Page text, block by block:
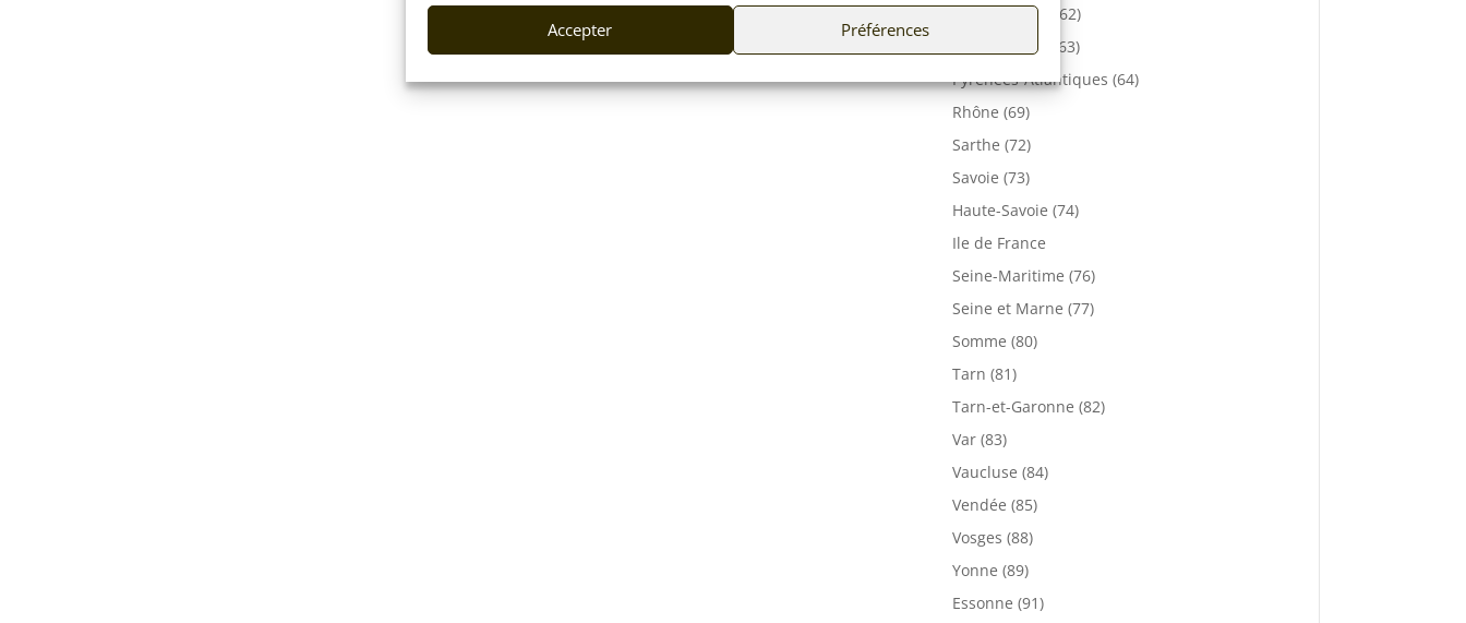
Accepter Préférences
Pas-de-Calais (62)
Puy De Dôme (63)
Pyrénées-Atlantiques (64)
Rhône (69)
Sarthe (72)
Savoie (73)
Haute-Savoie (74)
Ile de France
Seine-Maritime (76)
Seine et Marne (77)
Somme (80)
Tarn (81)
Tarn-et-Garonne (82)
Var (83)
Vaucluse (84)
Vendée (85)
Vosges (88)
Yonne (89)
Essonne (91)